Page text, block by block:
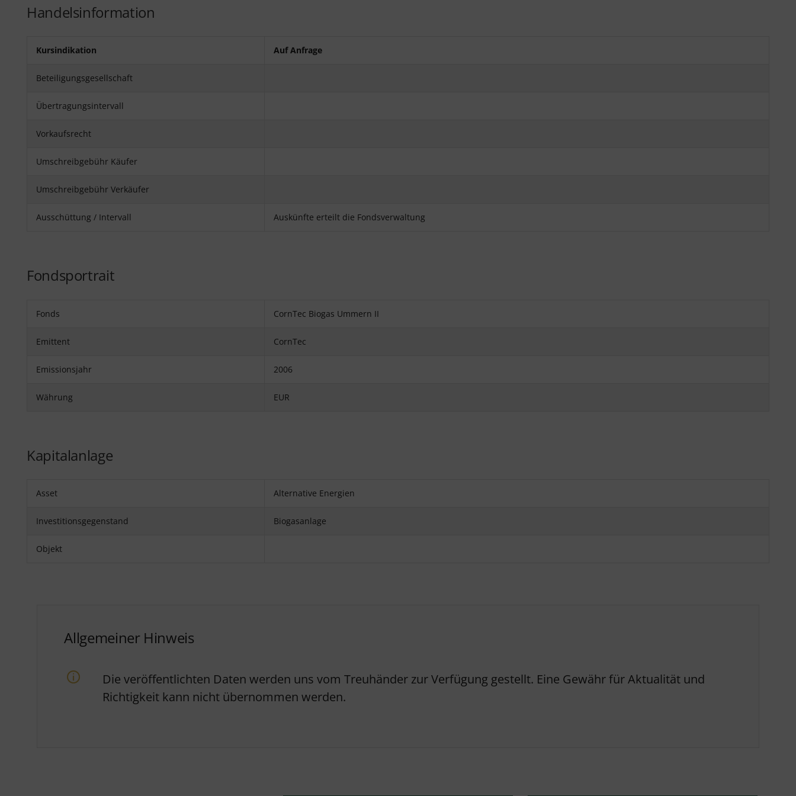
Handelsinformation
Kursindikation Auf Anfrage
Beteiligungsgesellschaft
Übertragungsintervall
Vorkaufsrecht
Umschreibgebühr Käufer
Umschreibgebühr Verkäufer
Ausschüttung / Intervall Auskünfte erteilt die Fondsverwaltung
Fondsportrait
Fonds CornTec Biogas Ummern II
Emittent CornTec
Emissionsjahr 2006
Währung EUR
Kapitalanlage
Asset Alternative Energien
Investitionsgegenstand Biogasanlage
Objekt
Allgemeiner Hinweis
Die veröffentlichten Daten werden uns vom Treuhänder zur Verfügung gestellt. Eine Gewähr für Aktualität und
Richtigkeit kann nicht übernommen werden.